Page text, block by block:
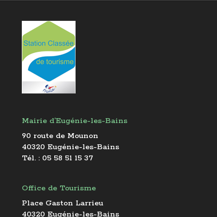
Mairie d’Eugénie-les-Bains
90 route de Mounon
40320 Eugénie-les-Bains
Tél. : 05 58 51 15 37
Office de Tourisme
Place Gaston Larrieu
40320 Eugénie-les-Bains